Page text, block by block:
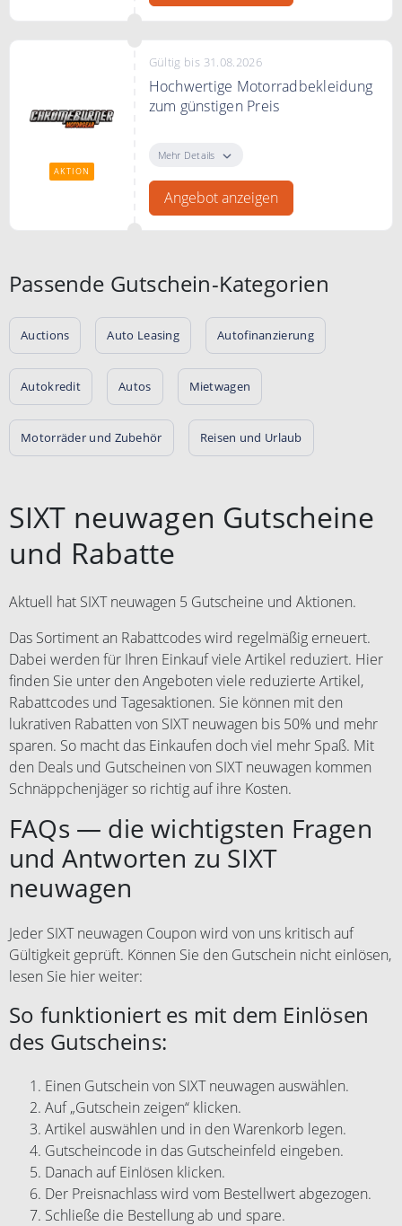
AKTION
Gültig bis 31.08.2026
Hochwertige Motorradbekleidung
zum günstigen Preis
hochwertige Motorradbekleidung
Mehr Details
Angebot anzeigen
Passende Gutschein-Kategorien
Auctions Auto Leasing Autofinanzierung
Autokredit Autos Mietwagen
Motorräder und Zubehör Reisen und Urlaub
SIXT neuwagen Gutscheine
und Rabatte
Aktuell hat SIXT neuwagen 5 Gutscheine und Aktionen.
Das Sortiment an Rabattcodes wird regelmäßig erneuert.
Dabei werden für Ihren Einkauf viele Artikel reduziert. Hier
finden Sie unter den Angeboten viele reduzierte Artikel,
Rabattcodes und Tagesaktionen. Sie können mit den
lukrativen Rabatten von SIXT neuwagen bis 50% und mehr
sparen. So macht das Einkaufen doch viel mehr Spaß. Mit
den Deals und Gutscheinen von SIXT neuwagen kommen
Schnäppchenjäger so richtig auf ihre Kosten.
FAQs — die wichtigsten Fragen
und Antworten zu SIXT
neuwagen
Jeder SIXT neuwagen Coupon wird von uns kritisch auf
Gültigkeit geprüft. Können Sie den Gutschein nicht einlösen,
lesen Sie hier weiter:
So funktioniert es mit dem Einlösen
des Gutscheins:
Einen Gutschein von SIXT neuwagen auswählen.
Auf „Gutschein zeigen“ klicken.
Artikel auswählen und in den Warenkorb legen.
Gutscheincode in das Gutscheinfeld eingeben.
Danach auf Einlösen klicken.
Der Preisnachlass wird vom Bestellwert abgezogen.
Schließe die Bestellung ab und spare.